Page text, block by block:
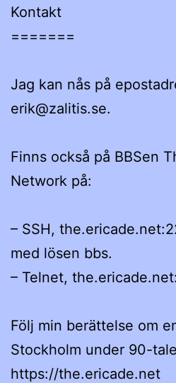
Kontakt
=======
Jag kan nås på
erik@zalitis.se.
Finns också på BBSen
Network på:
– SSH,
med lösen bbs.
– Telnet,
Följ min berättelse om
Stockholm under 90-
https://the.ericade.net